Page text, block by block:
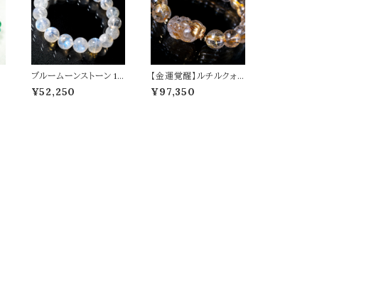
ブルームーンストーン 1
0.5mm ブレスレット 月
長石 パワーストーン 天
¥52,250
【金運覚醒】ルチルクォ
ーツ貔貅 ルチルクォー
ツ オリジナルデザイン
¥97,350